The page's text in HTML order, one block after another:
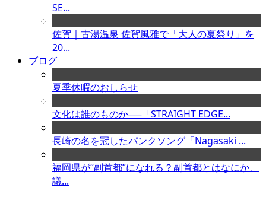
SE...
佐賀｜古湯温泉 佐賀風雅で「大人の夏祭り」を
20...
ブログ
夏季休暇のおしらせ
文化は誰のものか──「STRAIGHT EDGE...
長崎の名を冠したパンクソング「Nagasaki ...
福岡県が“副首都”になれる？副首都とはなにか、
議...